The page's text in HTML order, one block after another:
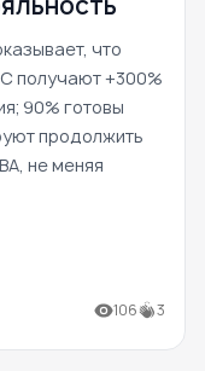
что
получают +300%
90% готовы
продолжить
не меняя
106 3